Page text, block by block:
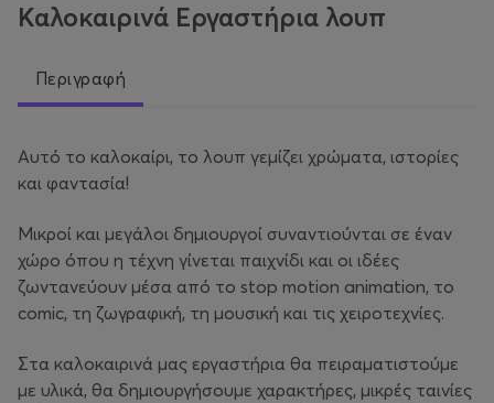
Καλοκαιρινά Εργαστήρια λουπ
Περιγραφή
Αυτό το καλοκαίρι, το λουπ γεμίζει χρώματα, ιστορίες
και φαντασία!
Μικροί και μεγάλοι δημιουργοί συναντιούνται σε έναν
χώρο όπου η τέχνη γίνεται παιχνίδι και οι ιδέες
ζωντανεύουν μέσα από το stop motion animation, το
comic, τη ζωγραφική, τη μουσική και τις χειροτεχνίες.
Στα καλοκαιρινά μας εργαστήρια θα πειραματιστούμε
με υλικά, θα δημιουργήσουμε χαρακτήρες, μικρές ταινίες